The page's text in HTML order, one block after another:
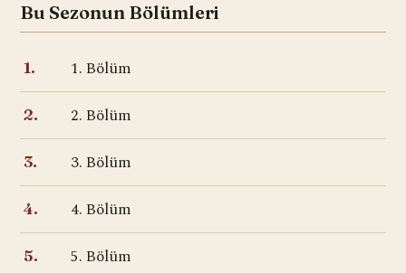
Bu Sezonun Bölümleri
1. 1. Bölüm
2. 2. Bölüm
3. 3. Bölüm
4. 4. Bölüm
5. 5. Bölüm